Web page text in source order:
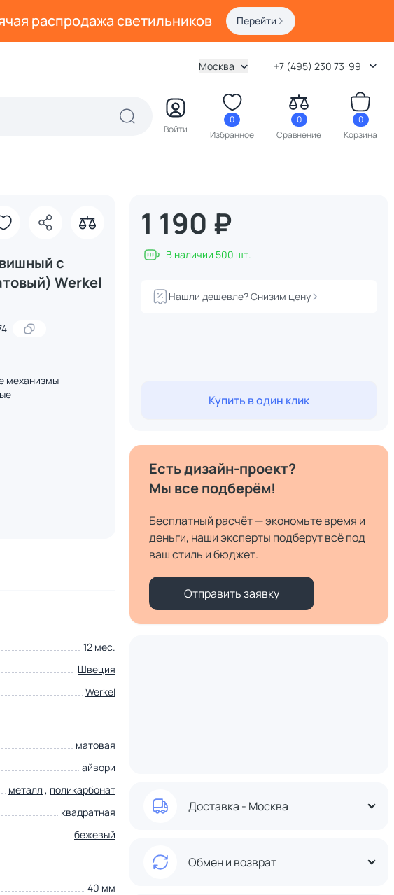
распродажа светильников Перейти
Москва +7 (495) 230 73-99
Войти
0
Избранное
0
Сравнение
0
Корзина
с
Werkel
механизмы
12 мес.
Швеция
Werkel
матовая
айвори
металл , поликарбонат
квадратная
бежевый
40 мм
1 190 ₽
В наличии 500 шт.
Нашли дешевле? Снизим цену
Купить в один клик
Есть дизайн-проект?
Мы все подберём!
Бесплатный расчёт — экономьте время и
деньги, наши эксперты подберут всё под
ваш стиль и бюджет.
Отправить заявку
Доставка - Москва
Обмен и возврат